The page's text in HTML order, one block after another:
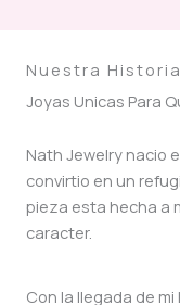
Nuestra Historia
Joyas Unicas Para
Nath Jewelry nacio
convirtio en un
pieza esta hecha a
caracter.
Con la llegada de